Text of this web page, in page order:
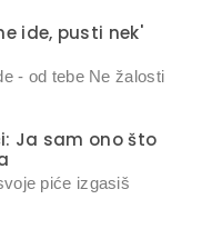
ide, pusti nek'
- od tebe Ne žalosti
Ja sam ono što
piće izgasiš